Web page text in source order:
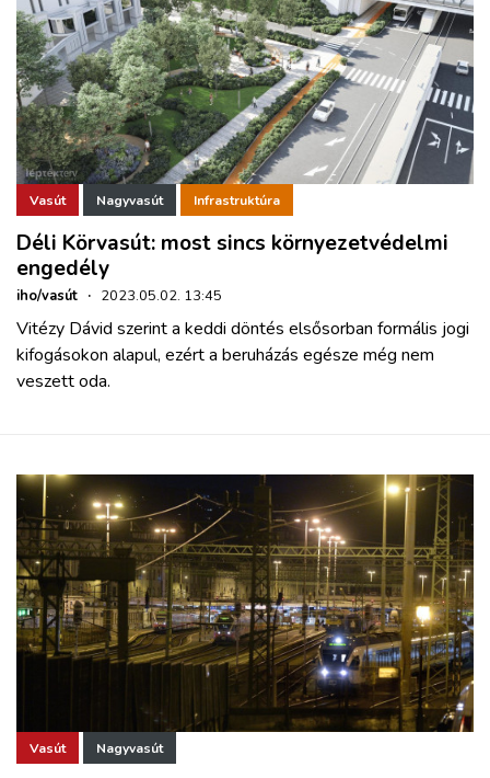
Vasút Nagyvasút Infrastruktúra
Déli Körvasút: most sincs környezetvédelmi
engedély
iho/vasút · 2023.05.02. 13:45
Vitézy Dávid szerint a keddi döntés elsősorban formális jogi
kifogásokon alapul, ezért a beruházás egésze még nem
veszett oda.
Vasút Nagyvasút